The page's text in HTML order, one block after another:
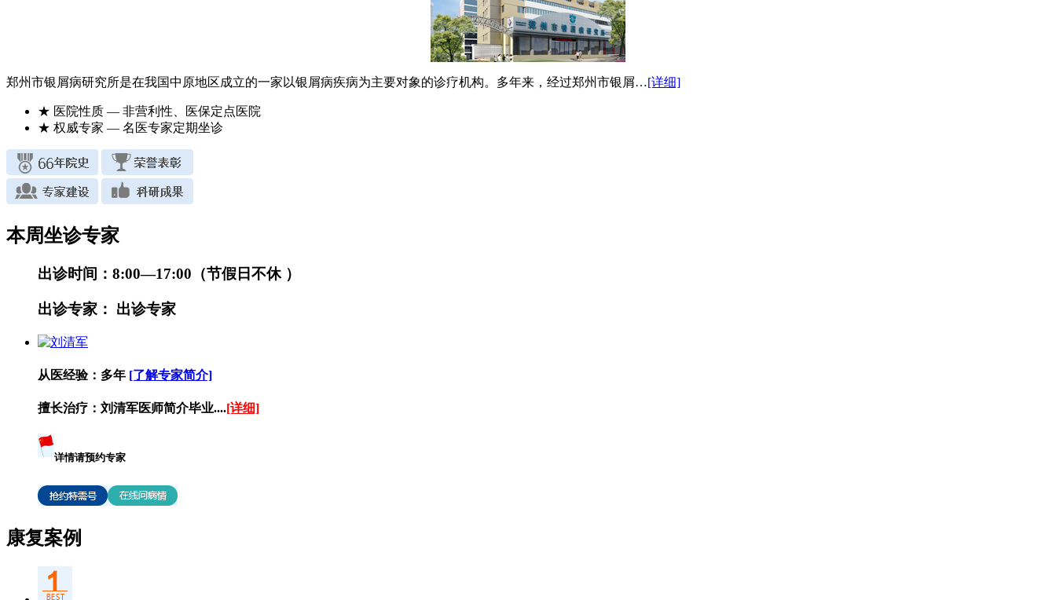
郑州市银屑病研究所是在我国中原地区成立的一家以银屑病疾病为主要对象的诊疗机构。多年来，经过郑州市银屑…[详细]
★ 医院性质 — 非营利性、医保定点医院
★ 权威专家 — 名医专家定期坐诊
本周坐诊专家
出诊时间： 8:00—17:00（节假日不休 ）
出诊专家： 出诊专家
从医经验： 多年 [了解专家简介]
擅长治疗： 刘清军医师简介毕业....[详细]
详情请预约专家
康复案例